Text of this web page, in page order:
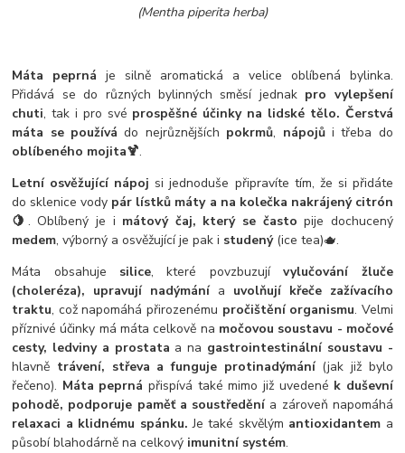
(Mentha piperita herba)
Máta peprnáje silně aromatická a velice oblíbená bylinka.
Přidává se do různých bylinných směsí jednak pro vylepšení
chuti, tak i pro své prospěšné účinky na lidské tělo. Čerstvá
máta se používá do nejrůznějších pokrmů, nápojůi třeba do
oblíbeného mojita🍹.
Letní osvěžující nápoj si jednoduše připravíte tím, že si přidáte
do sklenice vody pár lístků máty a na kolečka nakrájený citrón
🍋 . Oblíbený je i mátový čaj, který se často pije dochucený
medem, výborný a osvěžující je pak i studený (ice tea)🫖.
Máta obsahuje silice, které povzbuzujívylučování žluče
(choleréza), upravují nadýmánía uvolňují křeče zažívacího
traktu, což napomáhá přirozenému pročištění organismu. Velmi
příznivé účinky má máta celkově na močovou soustavu - močové
cesty, ledviny a prostata a na gastrointestinální soustavu -
hlavně trávení, střeva a funguje protinadýmání (jak již bylo
řečeno). Máta peprnápřispívá také mimo již uvedené k duševní
pohodě, podporuje paměť a soustředění a zároveň napomáhá
relaxaci a klidnému spánku. Je také skvělým antioxidantem a
působí blahodárně na celkový imunitní systém.